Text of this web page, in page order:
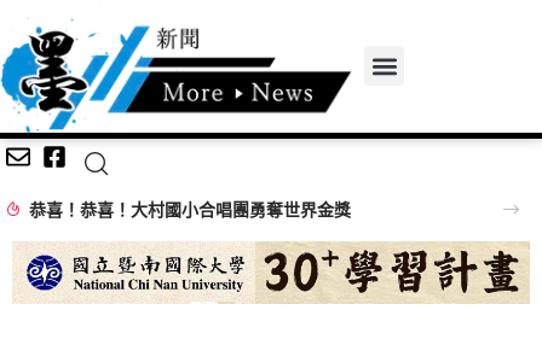
恭喜！恭喜！大村國小合唱團勇奪世界金獎